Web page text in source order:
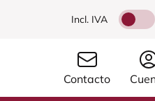
Incl. IVA
Contacto